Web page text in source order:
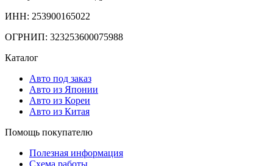
ИНН: 253900165022
ОГРНИП: 323253600075988
Каталог
Авто под заказ
Авто из Японии
Авто из Кореи
Авто из Китая
Помощь покупателю
Полезная информация
Схема работы